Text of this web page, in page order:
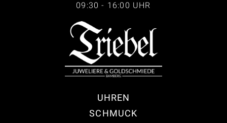
09:30 - 16:00 UHR
UHREN
SCHMUCK